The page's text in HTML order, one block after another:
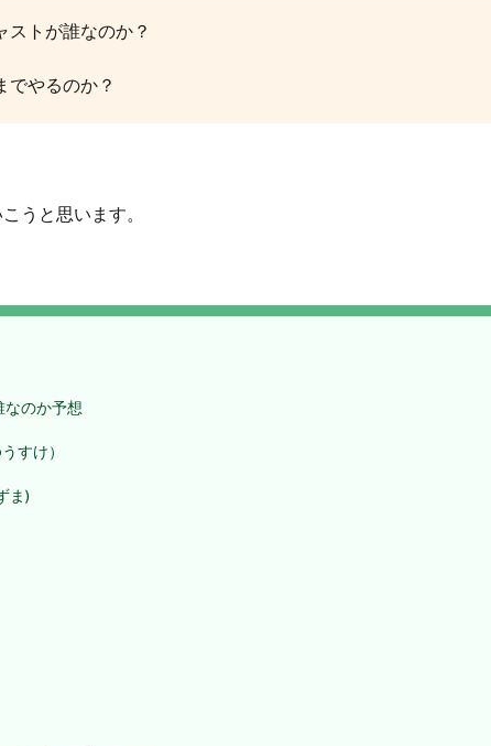
ストが誰なのか？
でやるのか？
うと思います。
なのか予想
すけ）
ま)